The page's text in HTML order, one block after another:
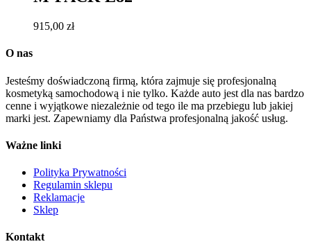
915,00 zł
O nas
Jesteśmy doświadczoną firmą, która zajmuje się profesjonalną
kosmetyką samochodową i nie tylko. Każde auto jest dla nas bardzo
cenne i wyjątkowe niezależnie od tego ile ma przebiegu lub jakiej
marki jest. Zapewniamy dla Państwa profesjonalną jakość usług.
Ważne linki
Polityka Prywatności
Regulamin sklepu
Reklamacje
Sklep
Kontakt